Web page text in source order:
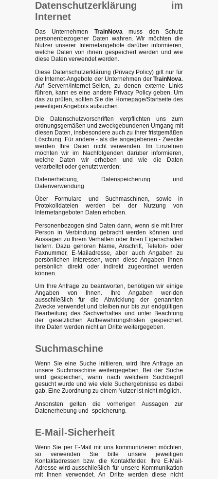
Datenschutzerklärung im
Internet
Das Unternehmen TrainNovamuss den Schutz
personenbezogener Daten wahren. Wir möchten die
Nutzer unserer Internetangebote darüber informieren,
welche Daten von ihnen gespeichert werden und wie
diese Daten verwendet werden.
Diese Datenschutzerklärung (Privacy Policy) gilt nur für
die Internet-Angebote der Unternehmen der TrainNova
Auf Servern/Internet-Seiten, zu denen externe Links
führen, kann es eine andere Privacy Policy geben. Um
das zu prüfen, sollten Sie die Homepage/Startseite des
jeweiligen Angebots aufsuchen.
Die Datenschutzvorschriften verpflichten uns zum
ordnungsgemäßen und zweckgebundenen Umgang mit
diesen Daten, insbesondere auch zu ihrer fristgemäßen
Löschung. Für andere - als die angegebenen - Zwecke
werden Ihre Daten nicht verwenden. Im Einzelnen
möchten wir im Nachfolgenden darüber informieren,
welche Daten wir erheben und wie die Daten
verarbeitet oder genutzt werden:
Datenerhebung, Datenspeicherung und
Datenverwendung
Über Formulare und Suchmaschinen, sowie in
Protokolldateien werden bei der Nutzung von
Internetangeboten Daten erhoben.
Personenbezogen sind Daten dann, wenn sie mit Ihrer
Person in Verbindung gebracht werden können und
Aussagen zu Ihrem Verhalten oder Ihren Eigenschaften
liefern. Dazu gehören Name, Anschrift, Telefon- oder
Faxnummer, E-Mailadresse, aber auch Angaben zu
persönlichen Interessen, wenn diese Angaben Ihnen
persönlich direkt oder indirekt zugeordnet werden
können.
Um Ihre Anfrage zu beantworten, benötigen wir einige
Angaben von Ihnen. Ihre Angaben wer-den
ausschließlich für die Abwicklung der genannten
Zwecke verwendet und bleiben nur bis zur endgültigen
Bearbeitung des Sachverhaltes und unter Beachtung
der gesetzlichen Aufbewahrungsfristen gespeichert.
Ihre Daten werden nicht an Dritte weitergegeben.
Suchmaschine
Wenn Sie eine Suche initiieren, wird Ihre Anfrage an
unsere Suchmaschine weitergegeben. Bei der Suche
wird gespeichert, wann nach welchem Suchbegriff
gesucht wurde und wie viele Suchergebnisse es dabei
gab. Eine Zuordnung zu einem Nutzer ist nicht möglich.
Ansonsten gelten die vorherigen Aussagen zur
Datenerhebung und -speicherung.
E-Mail-Sicherheit
Wenn Sie per E-Mail mit uns kommunizieren möchten,
so verwenden Sie bitte unsere jeweiligen
Kontaktadressen bzw. die Kontaktfelder. Ihre E-Mail-
Adresse wird ausschließlich für unsere Kommunikation
mit Ihnen verwendet. An Dritte werden diese nicht